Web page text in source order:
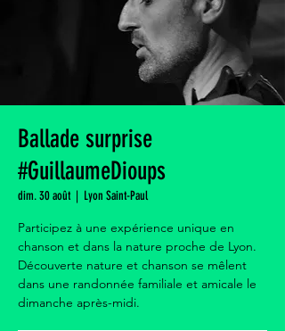
Ballade surprise
#GuillaumeDioups
dim. 30 août
  |
Lyon Saint-Paul
Participez à une expérience unique en
chanson et dans la nature proche de Lyon.
Découverte nature et chanson se mêlent
dans une randonnée familiale et amicale le
dimanche après-midi.